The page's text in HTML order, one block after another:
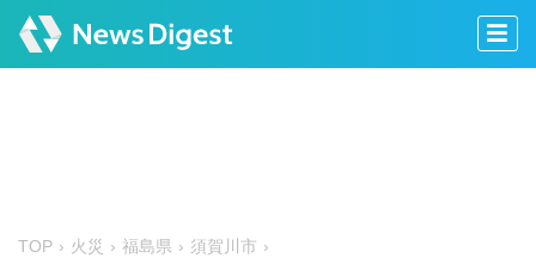
TOP 火災 福島県 須賀川市